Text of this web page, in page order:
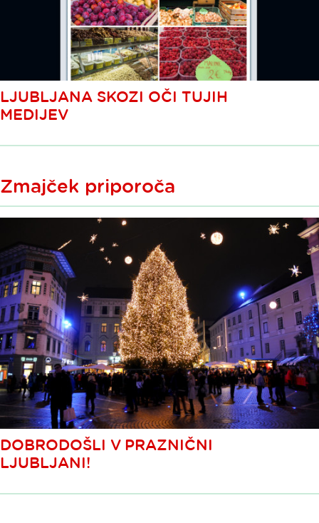
LJUBLJANA SKOZI OČI TUJIH
MEDIJEV
Zmajček priporoča
DOBRODOŠLI V PRAZNIČNI
LJUBLJANI!